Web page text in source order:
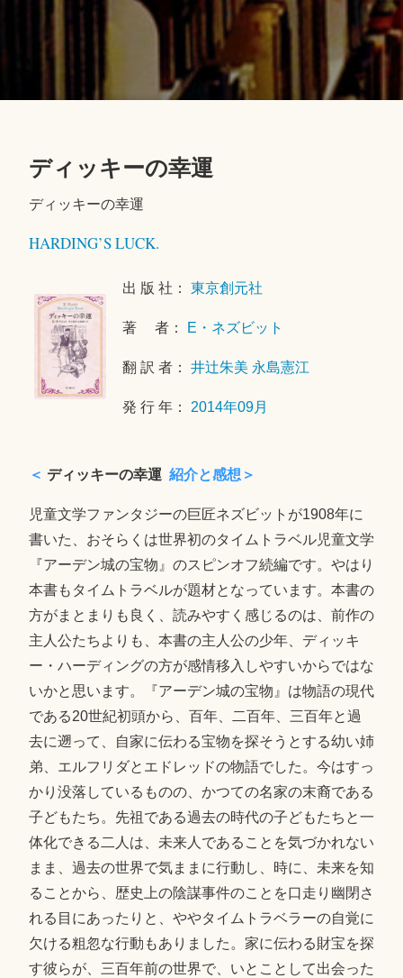
ディッキーの幸運
ディッキーの幸運
HARDING’S LUCK.
出 版 社：東京創元社
著 者： E・ネズビット
翻 訳 者：井辻朱美 永島憲江
発 行 年： 2014年09月
＜ ディッキーの幸運 紹介と感想＞
児童文学ファンタジーの巨匠ネズビットが1908年に
書いた、おそらくは世界初のタイムトラベル児童文学
『アーデン城の宝物』のスピンオフ続編です。やはり
本書もタイムトラベルが題材となっています。本書の
方がまとまりも良く、読みやすく感じるのは、前作の
主人公たちよりも、本書の主人公の少年、ディッキ
ー・ハーディングの方が感情移入しやすいからではな
いかと思います。『アーデン城の宝物』は物語の現代
である20世紀初頭から、百年、二百年、三百年と過
去に遡って、自家に伝わる宝物を探そうとする幼い姉
弟、エルフリダとエドレッドの物語でした。今はすっ
かり没落しているものの、かつての名家の末裔である
子どもたち。先祖である過去の時代の子どもたちと一
体化できる二人は、未来人であることを気づかれない
まま、過去の世界で気ままに行動し、時に、未来を知
ることから、歴史上の陰謀事件のことを口走り幽閉さ
れる目にあったりと、ややタイムトラベラーの自覚に
欠ける粗忽な行動もありました。家に伝わる財宝を探
す彼らが、三百年前の世界で、いとことして出会った
0
2
5
日